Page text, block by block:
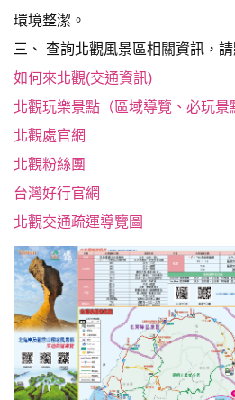
環境整潔。
三、 查詢北觀風景區相關資訊，
如何來北觀(交通資訊)
北觀玩樂景點（區域導覽、必玩景
北觀處官網
北觀粉絲團
台灣好行官網
北觀交通疏運導覽圖